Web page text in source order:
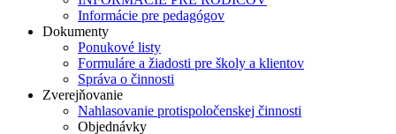
Informácie pre pedagógov
Dokumenty
Ponukové listy
Formuláre a žiadosti pre školy a klientov
Správa o činnosti
Zverejňovanie
Nahlasovanie protispoločenskej činnosti
Objednávky